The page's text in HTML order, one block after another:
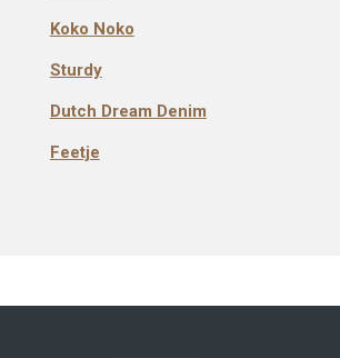
Koko Noko
Sturdy
Dutch Dream Denim
Feetje